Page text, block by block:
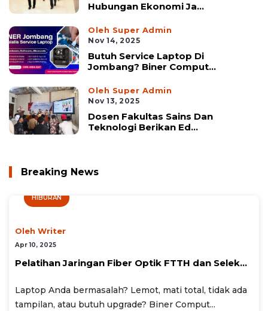
Hubungan Ekonomi Ja...
Oleh Super Admin
Nov 14, 2025
Butuh Service Laptop Di
Jombang? Biner Comput...
Oleh Super Admin
Nov 13, 2025
Dosen Fakultas Sains Dan
Teknologi Berikan Ed...
Breaking News
HIBURAN
Oleh Writer
Apr 10, 2025
Pelatihan Jaringan Fiber Optik FTTH dan Selek...
Laptop Anda bermasalah? Lemot, mati total, tidak ada
tampilan, atau butuh upgrade? Biner Comput...